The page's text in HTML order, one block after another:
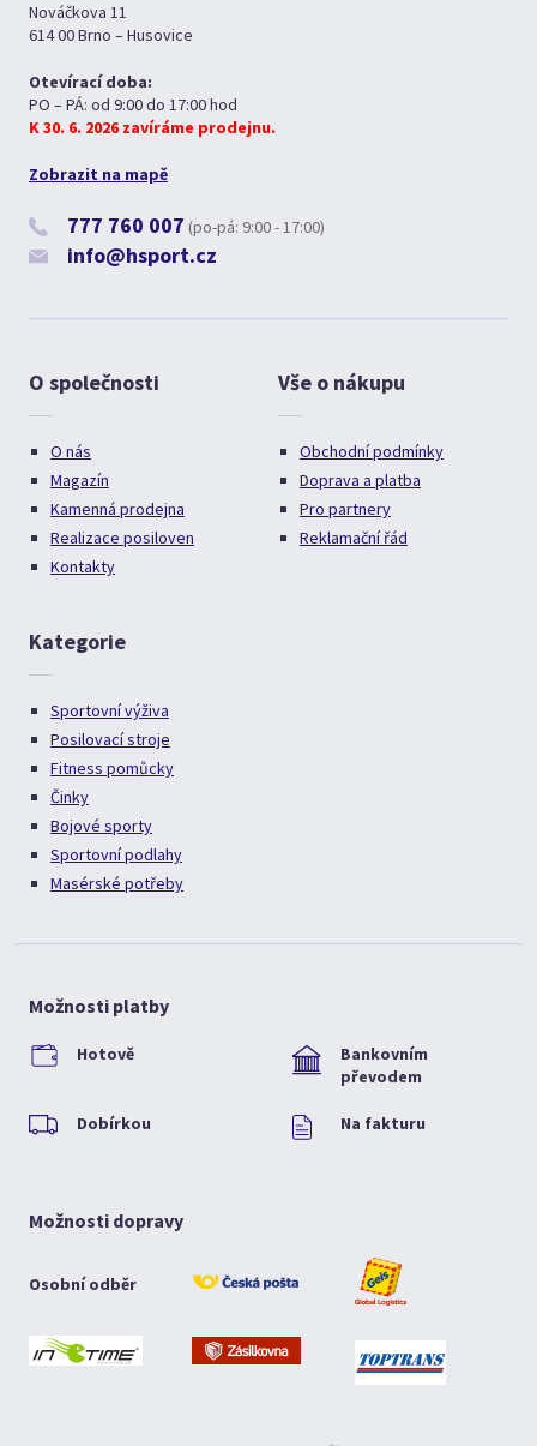
Nováčkova 11
614 00 Brno – Husovice
Otevírací doba:
PO – PÁ: od 9:00 do 17:00 hod
K 30. 6. 2026 zavíráme prodejnu.
Zobrazit na mapě
777 760 007 (po-pá: 9:00 - 17:00)
info@hsport.cz
O společnosti
O nás
Magazín
Kamenná prodejna
Realizace posiloven
Kontakty
Vše o nákupu
Obchodní podmínky
Doprava a platba
Pro partnery
Reklamační řád
Kategorie
Sportovní výživa
Posilovací stroje
Fitness pomůcky
Činky
Bojové sporty
Sportovní podlahy
Masérské potřeby
Možnosti platby
Hotově
Bankovním
převodem
Dobírkou Na fakturu
Možnosti dopravy
Osobní odběr